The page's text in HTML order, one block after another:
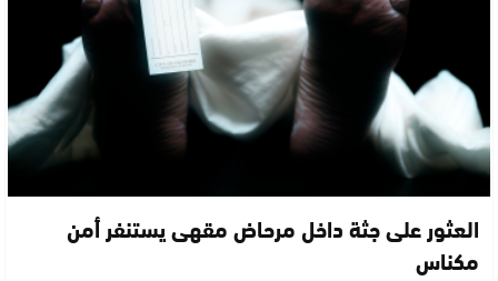
العثور على جثة داخل مرحاض مقهى يستنفر أمن
مكناس